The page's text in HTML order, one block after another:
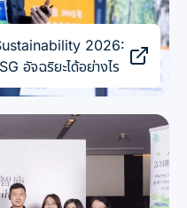
2026:
อัจฉริยะได้อย่างไร